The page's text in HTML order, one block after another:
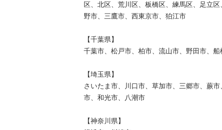
区、北区、荒川区、板橋区、練馬区、足立
野市、三鷹市、西東京市、狛江市
【千葉県】
千葉市、松戸市、柏市、流山市、野田市、
【埼玉県】
さいたま市、川口市、草加市、三郷市、蕨
市、和光市、八潮市
【神奈川県】